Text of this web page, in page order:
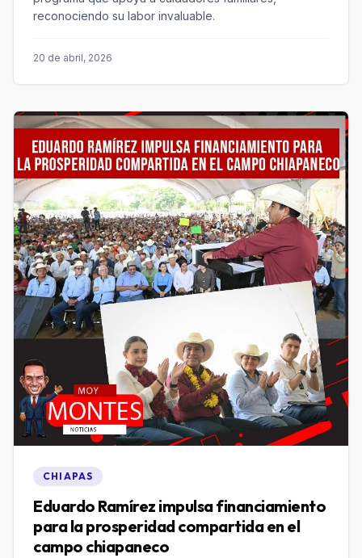
reconociendo su labor invaluable.
20 de abril, 2026
CHIAPAS
Eduardo Ramírez impulsa financiamiento
para la prosperidad compartida en el
campo chiapaneco